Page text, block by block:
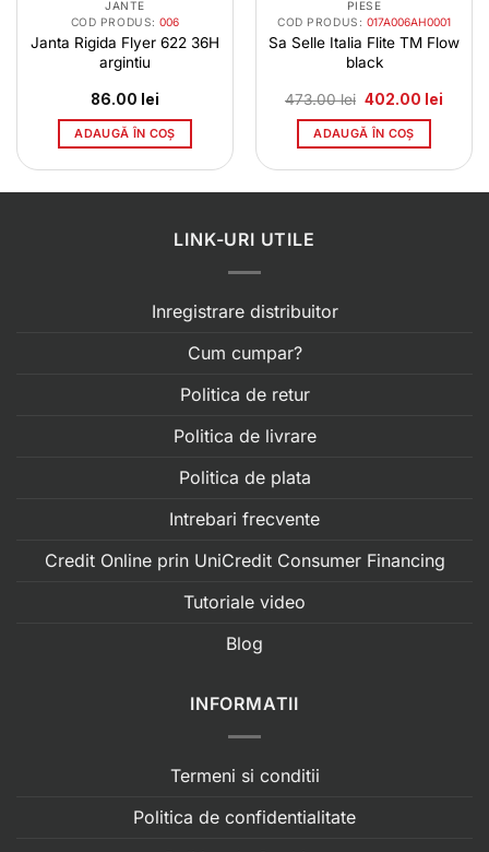
JANTE
COD PRODUS:006
Janta Rigida Flyer 622 36H
argintiu
86.00 lei
ADAUGĂ ÎN COȘ
PIESE
COD PRODUS: 017A006AH0001
Sa Selle Italia Flite TM Flow
black
473.00lei Prețul
a
fost:
402.00 lei
ADAUGĂ ÎN COȘ
LINK-URI UTILE
Inregistrare distribuitor
Cum cumpar?
Politica de retur
Politica de livrare
Politica de plata
Intrebari frecvente
Credit Online prin UniCredit Consumer Financing
Tutoriale video
Blog
INFORMATII
Termeni si conditii
Politica de confidentialitate